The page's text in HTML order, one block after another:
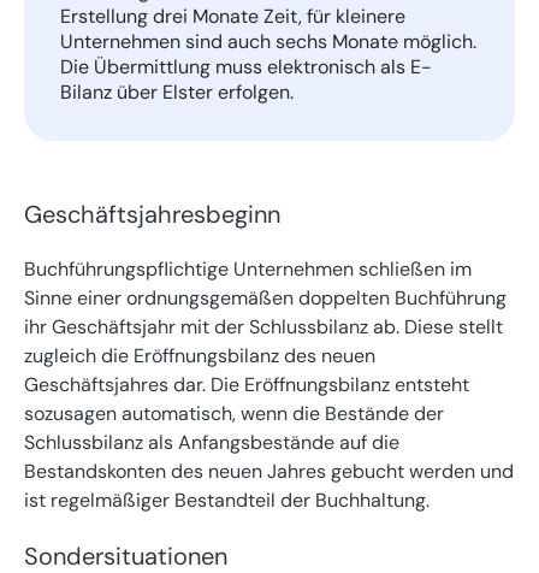
Erstellung drei Monate Zeit, für kleinere
Unternehmen sind auch sechs Monate möglich.
Die Übermittlung muss elektronisch als E-
Bilanz über Elster erfolgen.
Geschäftsjahresbeginn
Buchführungspflichtige Unternehmen schließen im
Sinne einer ordnungsgemäßen doppelten Buchführung
ihr Geschäftsjahr mit der Schlussbilanz ab. Diese stellt
zugleich die Eröffnungsbilanz des neuen
Geschäftsjahres dar. Die Eröffnungsbilanz entsteht
sozusagen automatisch, wenn die Bestände der
Schlussbilanz als Anfangsbestände auf die
Bestandskonten des neuen Jahres gebucht werden und
ist regelmäßiger Bestandteil der Buchhaltung.
Sondersituationen